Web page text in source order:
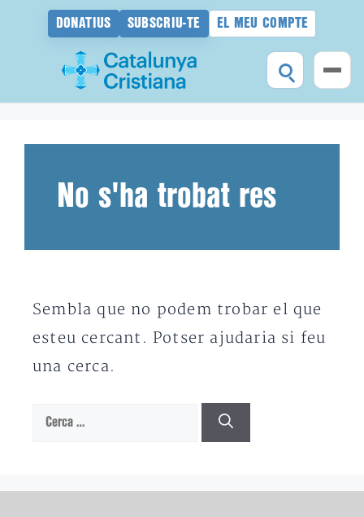
DONATIUS SUBSCRIU-TE EL MEU COMPTE
No s'ha trobat res
Sembla que no podem trobar el que
esteu cercant. Potser ajudaria si feu
una cerca.
Cerca: